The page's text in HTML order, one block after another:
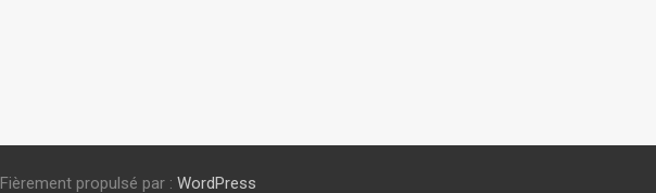
Fièrement propulsé par : WordPress